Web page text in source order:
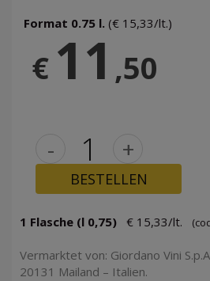
Format 0.75 l. (€ 15,33/lt.)
€ 11 ,50
- +
BESTELLEN
1 Flasche (l 0,75) € 15,33/lt.
Vermarktet von: Giordano Vini
20131 Mailand – Italien.